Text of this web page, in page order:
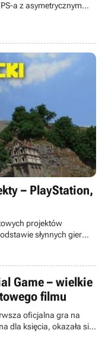
a z asymetrycznym
te, które podano przy
kilkuletnim
– PlayStation,
projektów
słynnych gier
oraz śliczne miasto
Game – wielkie
filmu
oficjalna gra na
dla księcia, okazała się
2015 roku. Tytuł
czterech kiepskich mini-